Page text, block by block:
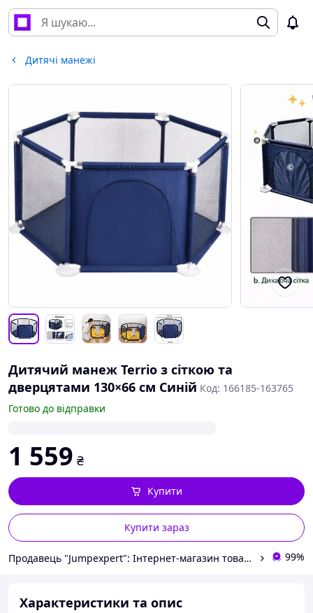
Дитячі манежі
Дитячий манеж Terrio з сіткою та
дверцятами 130×66 см Синій Код: 166185-163765
Готово до відправки
1 559 ₴
Купити зараз
Купити
Продавець "Jumpexpert": Інтернет-магазин товарів для активного відпочинку та спорту! 99%
Характеристики та опис